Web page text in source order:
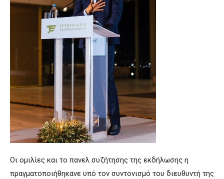
Οι ομιλίες και το πανελ συζήτησης της εκδήλωσης η
πραγματοποιήθηκανε υπό τον συντονισμό του διευθυντή της